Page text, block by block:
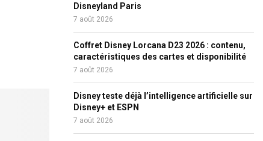
Disneyland Paris
7 août 2026
Coffret Disney Lorcana D23 2026 : contenu,
caractéristiques des cartes et disponibilité
7 août 2026
Disney teste déjà l’intelligence artificielle sur
Disney+ et ESPN
7 août 2026